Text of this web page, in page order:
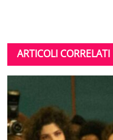
ARTICOLI CORRELATI